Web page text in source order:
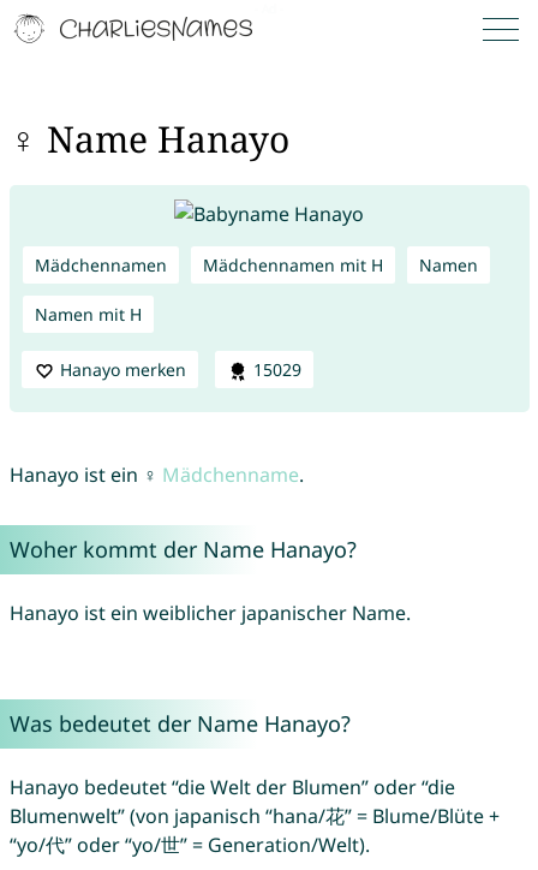
♀ Name Hanayo
Mädchennamen Mädchennamen mit H Namen
Namen mit H
Hanayo merken 15029
Hanayo ist ein ♀ Mädchenname.
Woher kommt der Name Hanayo?
Hanayo ist ein weiblicher japanischer Name.
Was bedeutet der Name Hanayo?
Hanayo bedeutet “die Welt der Blumen” oder “die
Blumenwelt” (von japanisch “hana/花” = Blume/Blüte +
“yo/代” oder “yo/世” = Generation/Welt).